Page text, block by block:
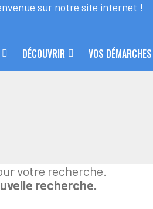
sur notre site internet !
DÉCOUVRIR VOS DÉMARCHES
votre recherche.
recherche.